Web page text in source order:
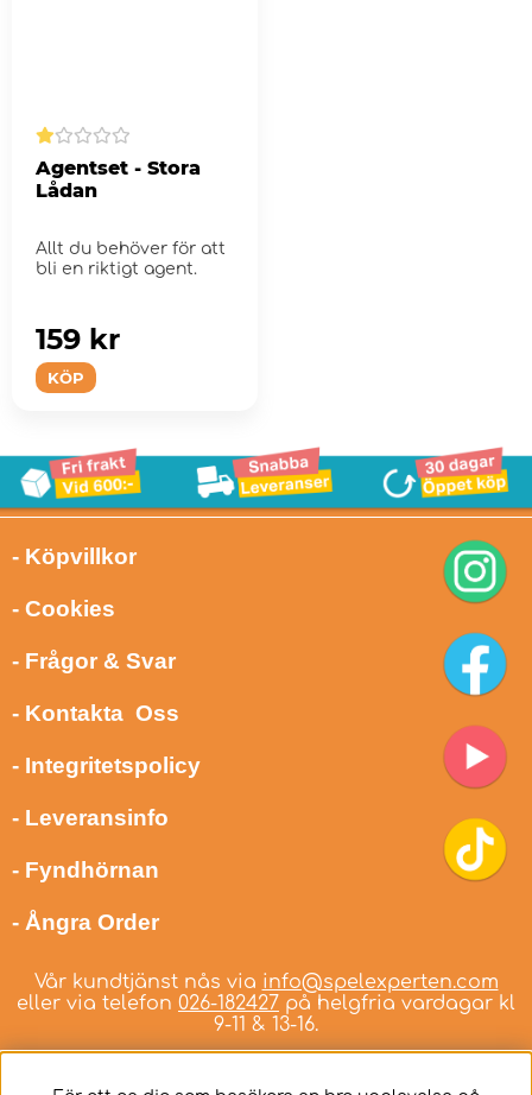
Agentset - Stora
Lådan
Allt du behöver för att
bli en riktigt agent.
KÖP
159 kr
- Köpvillkor
- Cookies
- Frågor & Svar
- Kontakta Oss
- Integritetspolicy
- Leveransinfo
- Fyndhörnan
- Ångra Order
Vår kundtjänst nås via info@spelexperten.com
eller via telefon 026-182427 på helgfria vardagar kl
9-11 & 13-16.